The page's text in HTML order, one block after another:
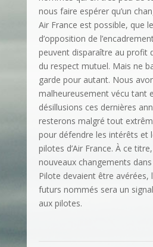
nous faire espérer qu’un
Air France est possible, que
d’opposition de
peuvent disparaître au profit
du respect mutuel. Mais ne
garde pour autant. Nous
malheureusement vécu tant
désillusions ces dernières
resterons malgré tout
pour défendre les intérêts et
pilotes d’Air France. À ce
nouveaux changements
Pilote devaient être avérées,
futurs nommés sera un
aux pilotes.